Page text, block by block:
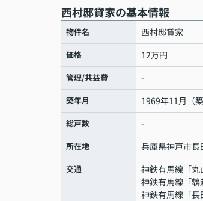
西村邸貸家の基本情報
物件名 西村邸貸家
価格 12万円
管理/共益費 -
築年月 1969年11月（築
総戸数 -
所在地 兵庫県神戸市長
交通 神鉄有馬線 「丸
神鉄有馬線 「鵯
神鉄有馬線 「長